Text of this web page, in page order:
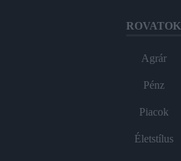
ROVATOK
Agrár
Pénz
Piacok
Életstílus